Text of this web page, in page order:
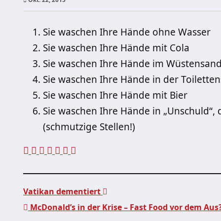
Sie waschen Ihre Hände ohne Wasser
Sie waschen Ihre Hände mit Cola
Sie waschen Ihre Hände im Wüstensand
Sie waschen Ihre Hände in der
Sie waschen Ihre Hände mit Bier
Sie waschen Ihre Hände in
(schmutzige Stellen!)
Vatikan dementiert
McDonald’s in der Krise – Fast Food vor dem